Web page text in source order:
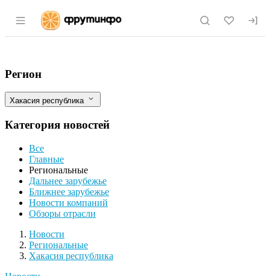
Раздел навигации по сайту fruitinfo.ru
В Хакасии дешевеет мясо и дорожают
Фильтры
Регион
Хакасия республика
Категория новостей
Все
Главные
Региональные
Дальнее зарубежье
Ближнее зарубежье
Новости компаний
Обзоры отрасли
Новости
Разделы
Новости
Региональные
Хакасия республика